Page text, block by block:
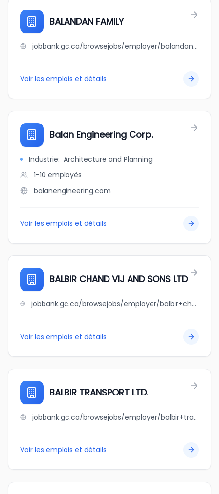
BALANDAN FAMILY
jobbank.gc.ca/browsejobs/employer/balandan+family/ca
Voir les emplois et détails
Balan Engineering Corp.
Industrie: Architecture and Planning
1-10 employés
balanengineering.com
Voir les emplois et détails
BALBIR CHAND VIJ AND SONS LTD
jobbank.gc.ca/browsejobs/employer/balbir+chand+vij+and+sons+ltd/ca
Voir les emplois et détails
BALBIR TRANSPORT LTD.
jobbank.gc.ca/browsejobs/employer/balbir+transport+ltd./ca
Voir les emplois et détails